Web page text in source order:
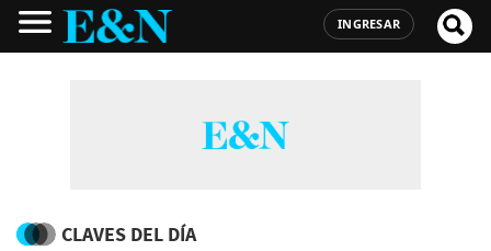
INGRESAR
CLAVES DEL DÍA